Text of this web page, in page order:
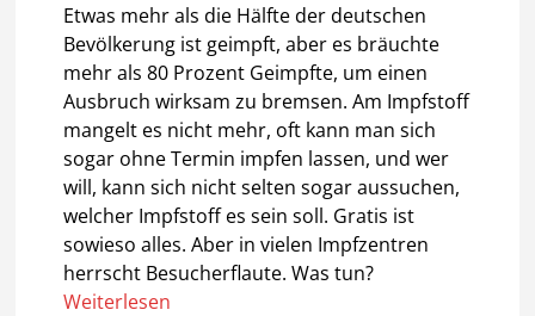
Etwas mehr als die Hälfte der deutschen
Bevölkerung ist geimpft, aber es bräuchte
mehr als 80 Prozent Geimpfte, um einen
Ausbruch wirksam zu bremsen. Am Impfstoff
mangelt es nicht mehr, oft kann man sich
sogar ohne Termin impfen lassen, und wer
will, kann sich nicht selten sogar aussuchen,
welcher Impfstoff es sein soll. Gratis ist
sowieso alles. Aber in vielen Impfzentren
herrscht Besucherflaute. Was tun?
Weiterlesen